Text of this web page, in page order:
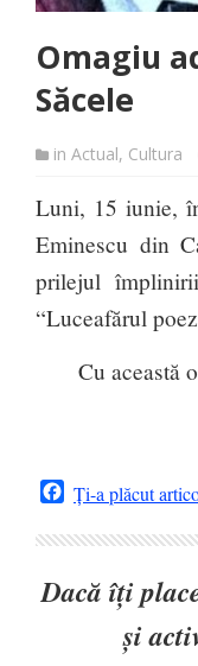
Omagiu
Săcele
in Actual, Cultura
Luni, 15 iunie,
Eminescu din
prilejul
“Luceafărul
Cu această
Facebook
Ți-a plăcut
Dacă îți
și